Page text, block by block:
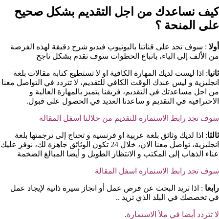
كيف نساعدك من اجل التقديم بشكل صحيح
على المنحة ؟​
أولا : سوف تجد على قناتنا باليوتيوب فيديو شرح دقيقة لهذه الفرصة
من الألف إلى الياء، باتباع الخطوات سوف تقدم بشكل ناجح
ثانيا: اذا ليست لديك المهارة الكافية او لا تستطيع كتابة مقالات بلغة
انجليزية و ليس عندك الوقت الكافي للتقديم، لا تتردد في التواصل معنا
من اجل مساعدتك في التقديم، فريقنا يتميز بالمهارة العالية و
الاحترافية في التقديم و ساعدنا العديد في الحصول على قبول.
سوف تجد رابط الاستمارة للتقديم من خلالنا اسفل المقالة
ثالثا: اذا لديك وثائق بلغة عربية او فرنسية و تحتاج إلى ترجمتها بلغة
انجليزية، تواصل معنا الان، خلال 24 تكون الوثائق جاهزة لك، نوفر عليك
عناء الذهاب إلى المكتب و الانتظار الطويل و أيضا المبالغ الضخمة
سوف تجد رابط الاستمارة اسفل المقالة
رابعا : اذا تريد البحث عن فرص عمل أو انجاز سيرة ذاتية لإيجاد عمل
في تخصصك في البلد الذي تريد ..
لا تتردد أيضا في ملأ الاستمارة.